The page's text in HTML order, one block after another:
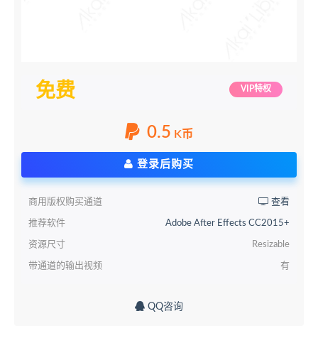
免费 VIP特权
0.5 K币
登录后购买
商用版权购买通道 查看
推荐软件 Adobe After Effects CC2015+
资源尺寸 Resizable
带通道的输出视频 有
QQ咨询